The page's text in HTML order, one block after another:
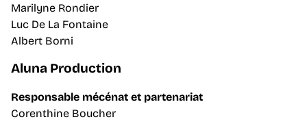
Marilyne Rondier
Luc De La Fontaine
Albert Borni
Aluna Production
Responsable mécénat et partenariat
Corenthine Boucher